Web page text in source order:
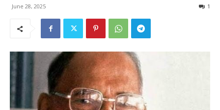
June 28, 2025 1